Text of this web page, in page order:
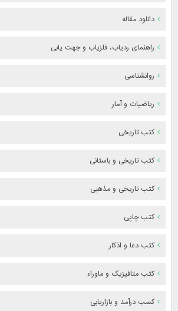
دانلود مقاله
راهنمای ردیاب، فلزیاب و جهت یابی
روانشناسی
ریاضیات و آمار
کتب تاریخی
کتب تاریخی و باستانی
کتب تاریخی و مذهبی
کتب چاپی
کتب دعا و اذکار
کتب متافیزیک و ماوراء
کسب درآمد و بازاریابی